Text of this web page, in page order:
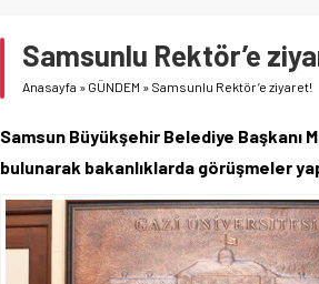
İŞTE FINDIK FİYATI!
YÖNETİCİ SEÇERKEN
Samsunlu Rektör’e
Anasayfa » GÜNDEM » Samsunlu Rektör’e ziyaret!
Samsun Büyükşehir Belediye Başkanı
bulunarak bakanlıklarda görüşmeler